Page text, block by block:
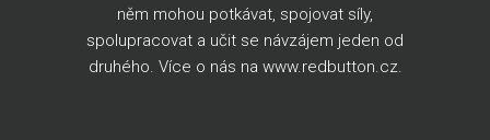
něm mohou potkávat, spojovat síly,
spolupracovat a učit se návzájem jeden od
druhého. Více o nás na www.redbutton.cz.